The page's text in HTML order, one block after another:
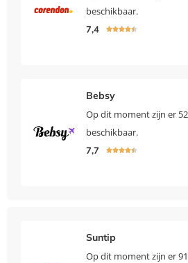
beschikbaar.
7,4 
Bebsy
Op dit moment zijn er
beschikbaar.
7,7 
Suntip
Op dit moment zijn er